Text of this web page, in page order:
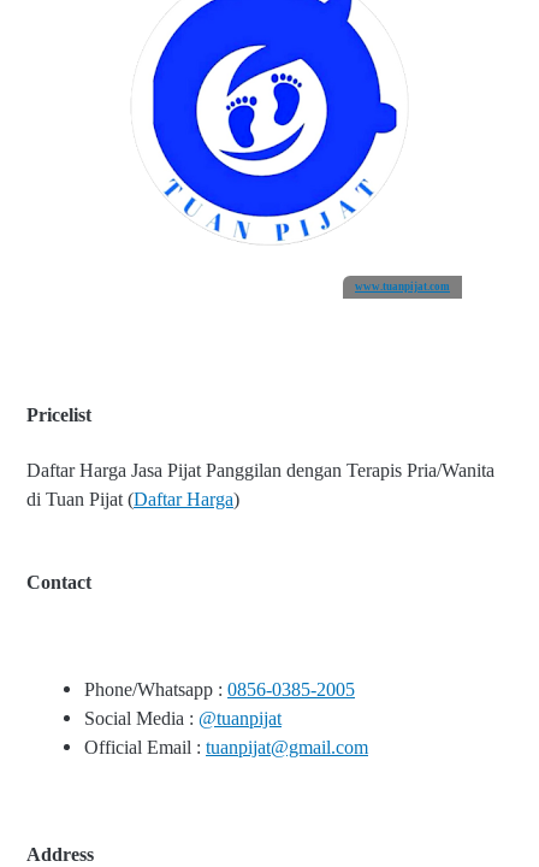
www.tuanpijat.com
Pricelist
Daftar Harga Jasa Pijat Panggilan dengan Terapis Pria/Wanita
di Tuan Pijat (Daftar Harga)
Contact
Phone/Whatsapp : 0856-0385-2005
Social Media : @tuanpijat
Official Email : tuanpijat@gmail.com
Address